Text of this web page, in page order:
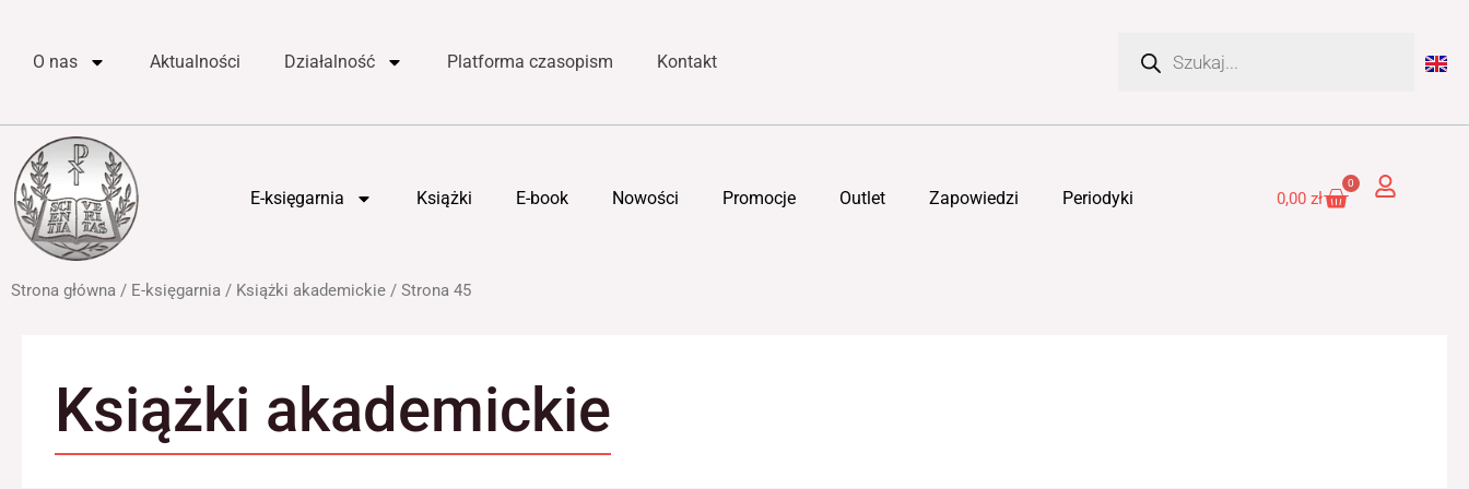
treściO nas Aktualności Działalność Platforma czasopism Kontakt
E-księgarnia Książki E-book Nowości Promocje Outlet Zapowiedzi Periodyki 0,00zł
0
Cart
Strona główna / E-księgarnia / Książki akademickie / Strona 45
Książki akademickie